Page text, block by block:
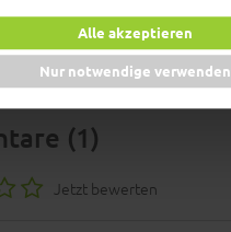
Alle akzeptieren
Nur notwendige verwenden
9
Fast zu schön zum Abbeißen!
(1)
Jetzt bewerten